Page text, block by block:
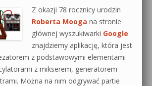
Z okazji 78 rocznicy urodzin
Roberta Mooga na stronie
głównej wyszukiwarki Google
znajdziemy aplikację, która jest
z podstawowymi elementami
z mikserem, generatorem
Można na nim odgrywać partie